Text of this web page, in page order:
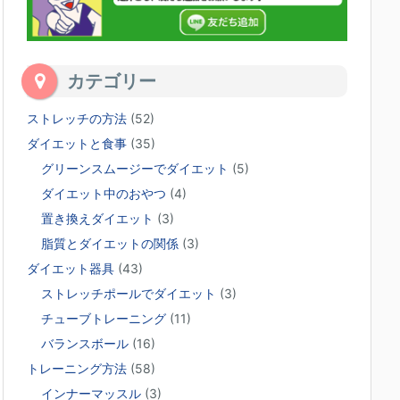
カテゴリー
ストレッチの方法 (52)
ダイエットと食事 (35)
グリーンスムージーでダイエット (5)
ダイエット中のおやつ (4)
置き換えダイエット (3)
脂質とダイエットの関係 (3)
ダイエット器具 (43)
ストレッチポールでダイエット (3)
チューブトレーニング (11)
バランスボール (16)
トレーニング方法 (58)
インナーマッスル (3)